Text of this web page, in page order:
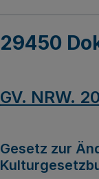
29450
GV. NRW.
Gesetz zur